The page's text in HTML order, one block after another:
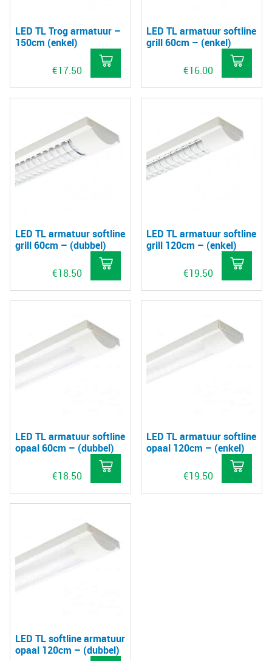
LED TL Trog armatuur –
150cm (enkel)
€17.50
LED TL armatuur softline
grill 60cm – (enkel)
€16.00
LED TL armatuur softline
grill 60cm – (dubbel)
€18.50
LED TL armatuur softline
grill 120cm – (enkel)
€19.50
LED TL armatuur softline
opaal 60cm – (dubbel)
€18.50
LED TL armatuur softline
opaal 120cm – (enkel)
€19.50
LED TL softline armatuur
opaal 120cm – (dubbel)